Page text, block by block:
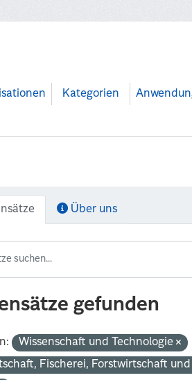
Kategorien
Über uns
gefunden
Wissenschaft und Technologie
Fischerei, Forstwirtschaft